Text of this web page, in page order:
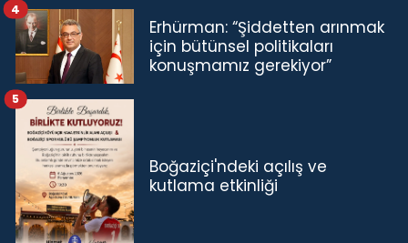
Erhürman: “Şiddetten arınmak
için bütünsel politikaları
konuşmamız gerekiyor”
4
Boğaziçi'ndeki açılış ve
kutlama etkinliği
5